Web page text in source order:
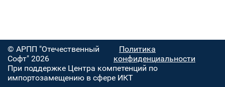
© АРПП "Отечественный
Софт" 2026
Политика
конфиденциальности
При поддержке Центра компетенций по
импортозамещению в сфере ИКТ